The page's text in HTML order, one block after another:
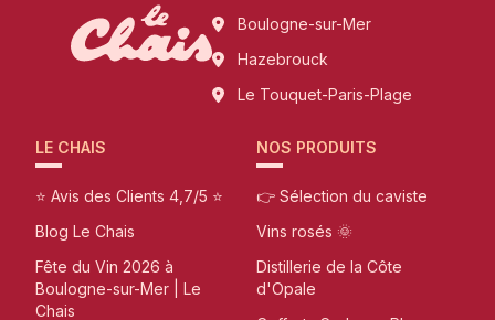
Boulogne-sur-Mer
Hazebrouck
Le Touquet-Paris-Plage
LE CHAIS
⭐ Avis des Clients 4,7/5 ⭐
Blog Le Chais
Fête du Vin 2026 à
Boulogne-sur-Mer | Le
Chais
NOS PRODUITS
👉 Sélection du caviste
Vins rosés 🌞
Distillerie de la Côte
d'Opale